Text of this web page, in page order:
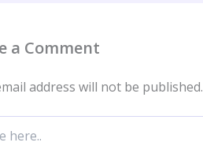
a Comment
address will not be published.